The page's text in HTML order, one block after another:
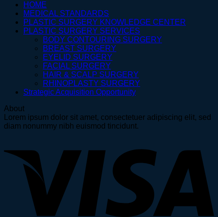
HOME
MEDICAL STANDARDS
PLASTIC SURGERY KNOWLEDGE CENTER
PLASTIC SURGERY SERVICES
BODY CONTOURING SURGERY
BREAST SURGERY
EYELID SURGERY
FACIAL SURGERY
HAIR & SCALP SURGERY
RHINOPLASTY SURGERY
Strategic Acquisition Opportunity
About
Lorem ipsum dolor sit amet, consectetuer adipiscing elit, sed
diam nonummy nibh euismod tincidunt.